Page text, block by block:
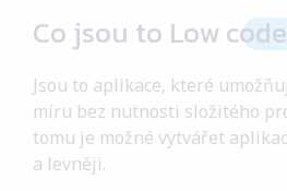
Kariéra
6
Kontakt
Co jsou to Lowcode
Jsou to aplikace, které
míru bez nutnosti složitého
tomu je možné vytvářet
a levněji.